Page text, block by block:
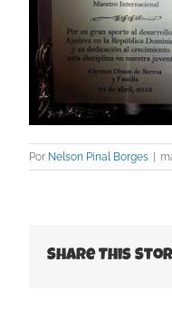
Por Nelson Pinal Borges |
Share This